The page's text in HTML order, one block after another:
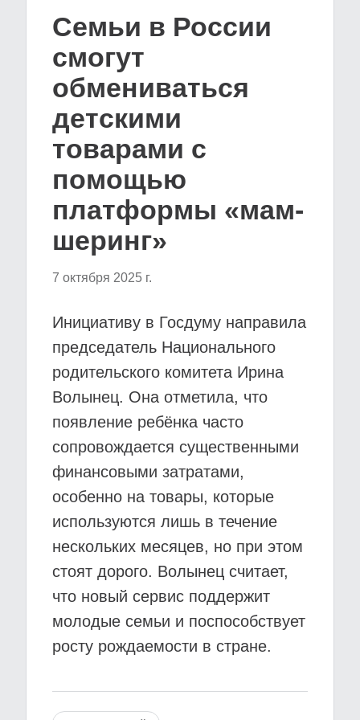
Семьи в России
смогут
обмениваться
детскими
товарами с
помощью
платформы «мам-
шеринг»
7 октября 2025 г.
Инициативу в Госдуму направила
председатель Национального
родительского комитета Ирина
Волынец. Она отметила, что
появление ребёнка часто
сопровождается существенными
финансовыми затратами,
особенно на товары, которые
используются лишь в течение
нескольких месяцев, но при этом
стоят дорого. Волынец считает,
что новый сервис поддержит
молодые семьи и поспособствует
росту рождаемости в стране.